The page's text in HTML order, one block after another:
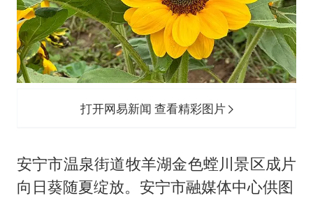
打开网易新闻 查看精彩图片
安宁市温泉街道牧羊湖金色螳川景区成片
向日葵随夏绽放。安宁市融媒体中心供图